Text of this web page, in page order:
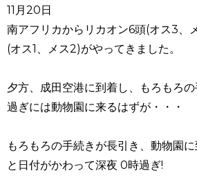
11月20日
南アフリカからリカオン6頭(オス3、
(オス1、メス2)がやってきました。
夕方、成田空港に到着し、もろもろ
過ぎには動物園に来るはずが・・・
もろもろの手続きが長引き、動物園
と日付がかわって深夜 0時過ぎ!